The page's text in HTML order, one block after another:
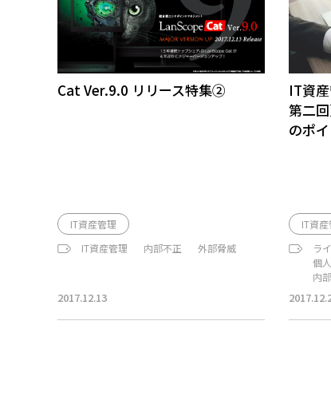
Cat Ver.9.0 リリース特集②
IT資産管理
IT資産管理
内部不正 外部脅威
2017.12.13
IT資
第二
のポ
IT資
ラ
個
内